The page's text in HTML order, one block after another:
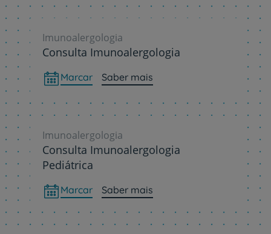
Imunoalergologia
Consulta Imunoalergologia
Marcar Saber mais
Imunoalergologia
Consulta Imunoalergologia
Pediátrica
Marcar Saber mais